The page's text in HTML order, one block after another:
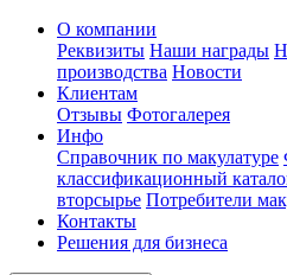
О компании
Реквизиты Наши награды
производства Новости
Клиентам
Отзывы Фотогалерея
Инфо
Справочник по макулатуре
классификационный
вторсырье Потребители
Контакты
Решения для бизнеса